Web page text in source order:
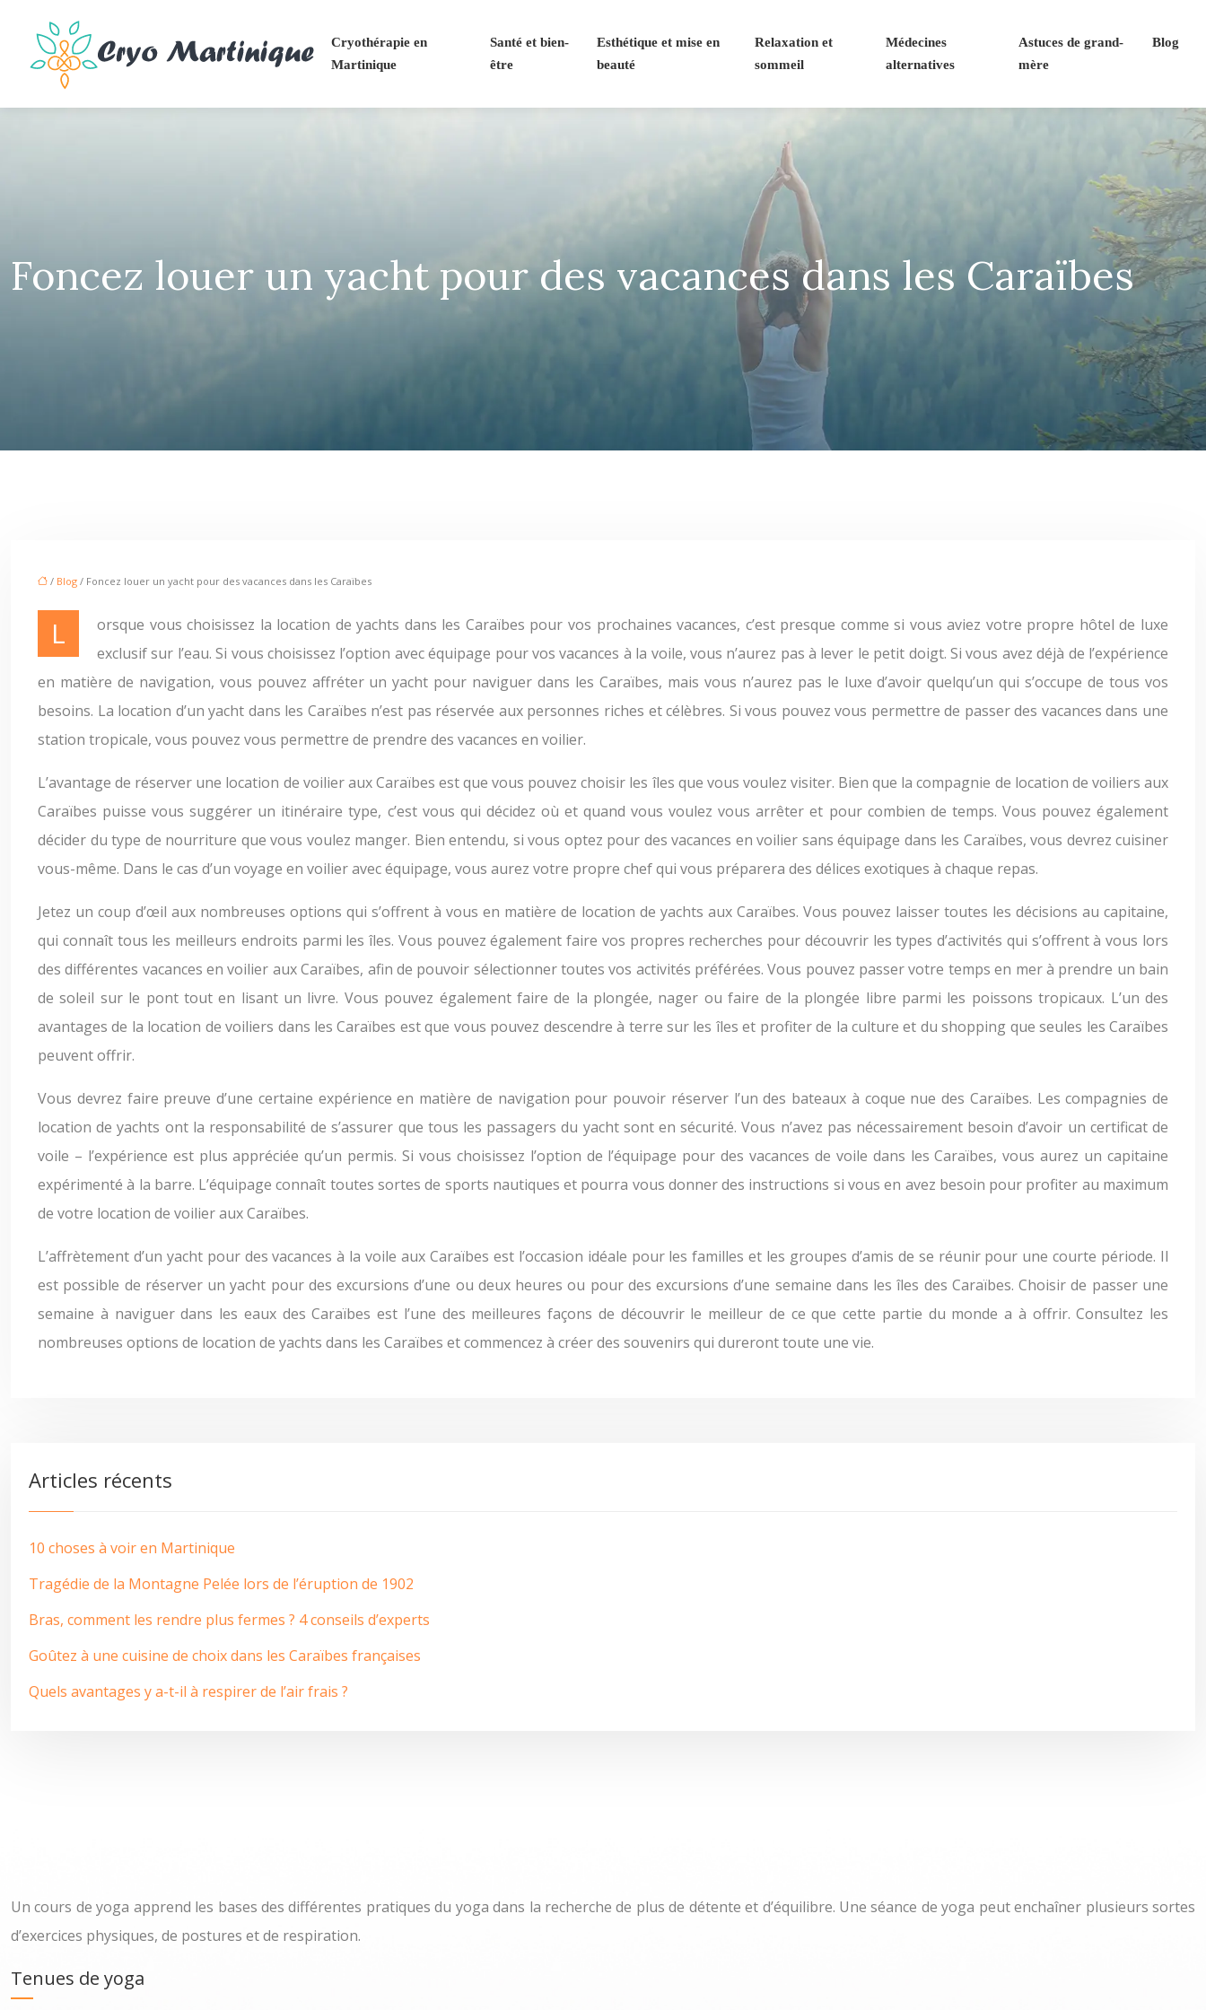
Cryothérapie en
Martinique
Santé et bien-
être
Esthétique et mise en
beauté
Relaxation et
sommeil
Médecines
alternatives
Astuces de grand-
mère
Blog
Foncez louer un yacht pour des vacances dans les Caraïbes
/ Blog / Foncez louer un yacht pour des vacances dans les Caraïbes
Lorsque vous choisissez la location de yachts dans les Caraïbes pour vos prochaines vacances, c’est presque comme si vous aviez votre propre hôtel de luxe
exclusif sur l’eau. Si vous choisissez l’option avec équipage pour vos vacances à la voile, vous n’aurez pas à lever le petit doigt. Si vous avez déjà de l’expérience
en matière de navigation, vous pouvez affréter un yacht pour naviguer dans les Caraïbes, mais vous n’aurez pas le luxe d’avoir quelqu’un qui s’occupe de tous vos
besoins. La location d’un yacht dans les Caraïbes n’est pas réservée aux personnes riches et célèbres. Si vous pouvez vous permettre de passer des vacances dans une
station tropicale, vous pouvez vous permettre de prendre des vacances en voilier.
L’avantage de réserver une location de voilier aux Caraïbes est que vous pouvez choisir les îles que vous voulez visiter. Bien que la compagnie de location de voiliers aux
Caraïbes puisse vous suggérer un itinéraire type, c’est vous qui décidez où et quand vous voulez vous arrêter et pour combien de temps. Vous pouvez également
décider du type de nourriture que vous voulez manger. Bien entendu, si vous optez pour des vacances en voilier sans équipage dans les Caraïbes, vous devrez cuisiner
vous-même. Dans le cas d’un voyage en voilier avec équipage, vous aurez votre propre chef qui vous préparera des délices exotiques à chaque repas.
Jetez un coup d’œil aux nombreuses options qui s’offrent à vous en matière de location de yachts aux Caraïbes. Vous pouvez laisser toutes les décisions au capitaine,
qui connaît tous les meilleurs endroits parmi les îles. Vous pouvez également faire vos propres recherches pour découvrir les types d’activités qui s’offrent à vous lors
des différentes vacances en voilier aux Caraïbes, afin de pouvoir sélectionner toutes vos activités préférées. Vous pouvez passer votre temps en mer à prendre un bain
de soleil sur le pont tout en lisant un livre. Vous pouvez également faire de la plongée, nager ou faire de la plongée libre parmi les poissons tropicaux. L’un des
avantages de la location de voiliers dans les Caraïbes est que vous pouvez descendre à terre sur les îles et profiter de la culture et du shopping que seules les Caraïbes
peuvent offrir.
Vous devrez faire preuve d’une certaine expérience en matière de navigation pour pouvoir réserver l’un des bateaux à coque nue des Caraïbes. Les compagnies de
location de yachts ont la responsabilité de s’assurer que tous les passagers du yacht sont en sécurité. Vous n’avez pas nécessairement besoin d’avoir un certificat de
voile – l’expérience est plus appréciée qu’un permis. Si vous choisissez l’option de l’équipage pour des vacances de voile dans les Caraïbes, vous aurez un capitaine
expérimenté à la barre. L’équipage connaît toutes sortes de sports nautiques et pourra vous donner des instructions si vous en avez besoin pour profiter au maximum
de votre location de voilier aux Caraïbes.
L’affrètement d’un yacht pour des vacances à la voile aux Caraïbes est l’occasion idéale pour les familles et les groupes d’amis de se réunir pour une courte période. Il
est possible de réserver un yacht pour des excursions d’une ou deux heures ou pour des excursions d’une semaine dans les îles des Caraïbes. Choisir de passer une
semaine à naviguer dans les eaux des Caraïbes est l’une des meilleures façons de découvrir le meilleur de ce que cette partie du monde a à offrir. Consultez les
nombreuses options de location de yachts dans les Caraïbes et commencez à créer des souvenirs qui dureront toute une vie.
Articles récents
10 choses à voir en Martinique
Tragédie de la Montagne Pelée lors de l’éruption de 1902
Bras, comment les rendre plus fermes ? 4 conseils d’experts
Goûtez à une cuisine de choix dans les Caraïbes françaises
Quels avantages y a-t-il à respirer de l’air frais ?
Un cours de yoga apprend les bases des différentes pratiques du yoga dans la recherche de plus de détente et d’équilibre. Une séance de yoga peut enchaîner plusieurs sortes
d’exercices physiques, de postures et de respiration.
Tenues de yoga